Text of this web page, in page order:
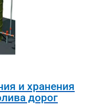
и хранения
дорог